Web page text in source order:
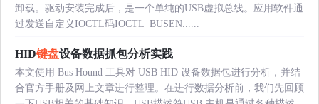
卸载。驱动安装完成后，是一个单纯的USB虚拟总线。应用软件通
过发送自定义IOCTL码IOCTL_BUSEN......
HID键盘设备数据抓包分析实践
本文使用 Bus Hound 工具对 USB HID 设备数据包进行分析，并结
合官方手册及网上文章进行整理。在进行数据分析前，我们先回顾